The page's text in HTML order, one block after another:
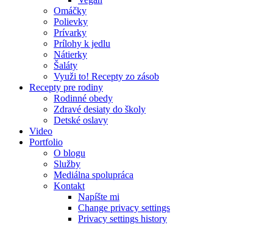
Omáčky
Polievky
Prívarky
Prílohy k jedlu
Nátierky
Šaláty
Využi to! Recepty zo zásob
Recepty pre rodiny
Rodinné obedy
Zdravé desiaty do školy
Detské oslavy
Video
Portfolio
O blogu
Služby
Mediálna spolupráca
Kontakt
Napíšte mi
Change privacy settings
Privacy settings history